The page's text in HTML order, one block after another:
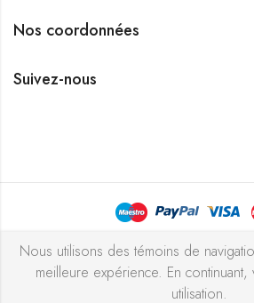
Nos coordonnées
Suivez-nous
Bijouterie Chekchak Inc © 2026 Tous
avec ♥ par l’agence
Nous utilisons des témoins de
meilleure expérience. En
utilisation.